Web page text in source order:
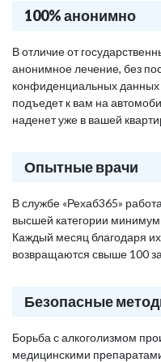
100% анонимно
В отличие от
анонимное лечение, без
конфиденциальных
подъедет к вам на
наденет уже в вашей
Опытные врачи
В службе «Рехаб365»
высшей категории
Каждый месяц благодаря
возвращаются свыше 100
Безопасные
Борьба с алкоголизмом
медицинскими